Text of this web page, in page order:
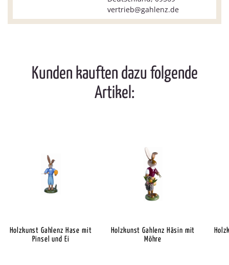
vertrieb@gahlenz.de
Kunden kauften dazu folgende
Artikel:
Holzkunst Gahlenz Hase mit
Pinsel und Ei
Holzkunst Gahlenz Häsin mit
Möhre